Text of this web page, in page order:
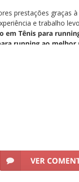
prestações graças
e trabalho
em Tênis para
running ao melhor
VER